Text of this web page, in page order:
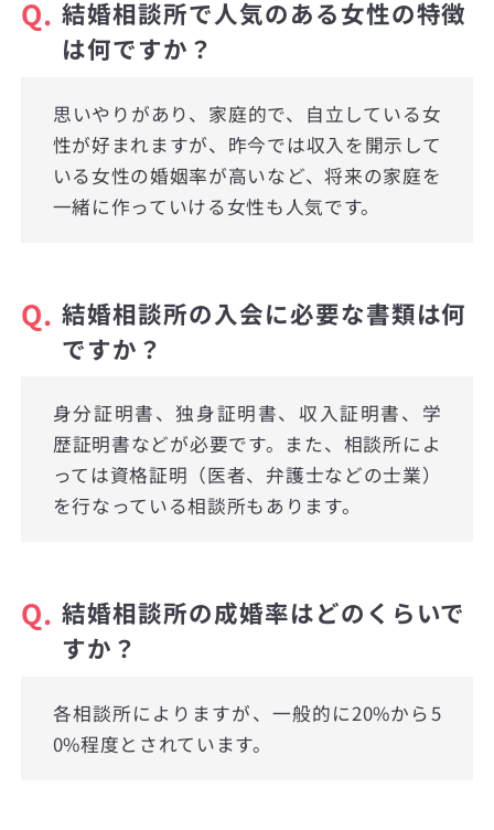
Q. 結婚相談所で人気のある女性の特徴
は何ですか？
思いやりがあり、家庭的で、自立している女
性が好まれますが、昨今では収入を開示して
いる女性の婚姻率が高いなど、将来の家庭を
一緒に作っていける女性も人気です。
Q. 結婚相談所の入会に必要な書類は何
ですか？
身分証明書、独身証明書、収入証明書、学
歴証明書などが必要です。また、相談所によ
っては資格証明（医者、弁護士などの士業）
を行なっている相談所もあります。
Q. 結婚相談所の成婚率はどのくらいで
すか？
各相談所によりますが、一般的に20%から5
0%程度とされています。